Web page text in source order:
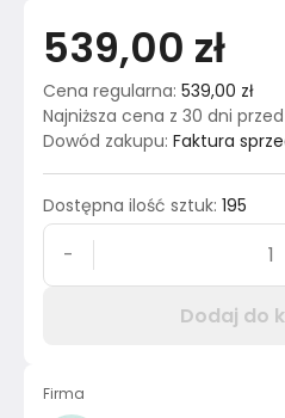
539,00 zł
Cena regularna: 539,00 zł
Najniższa cena z 30 dni
Dowód zakupu: Faktura
Dostępna ilość sztuk: 195
-
Dodaj do
Firma